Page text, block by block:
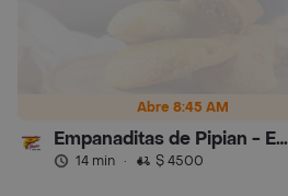
Abre 8:45 AM
Empanaditas de Pipian - Empanadas
14 min · $ 4500